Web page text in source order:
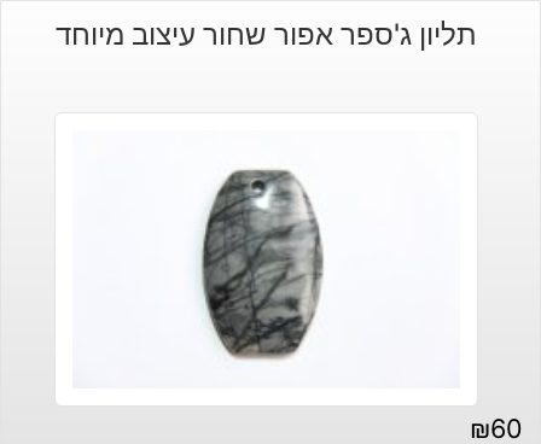
תליון ג'ספר אפור שחור עיצוב מיוחד
₪60